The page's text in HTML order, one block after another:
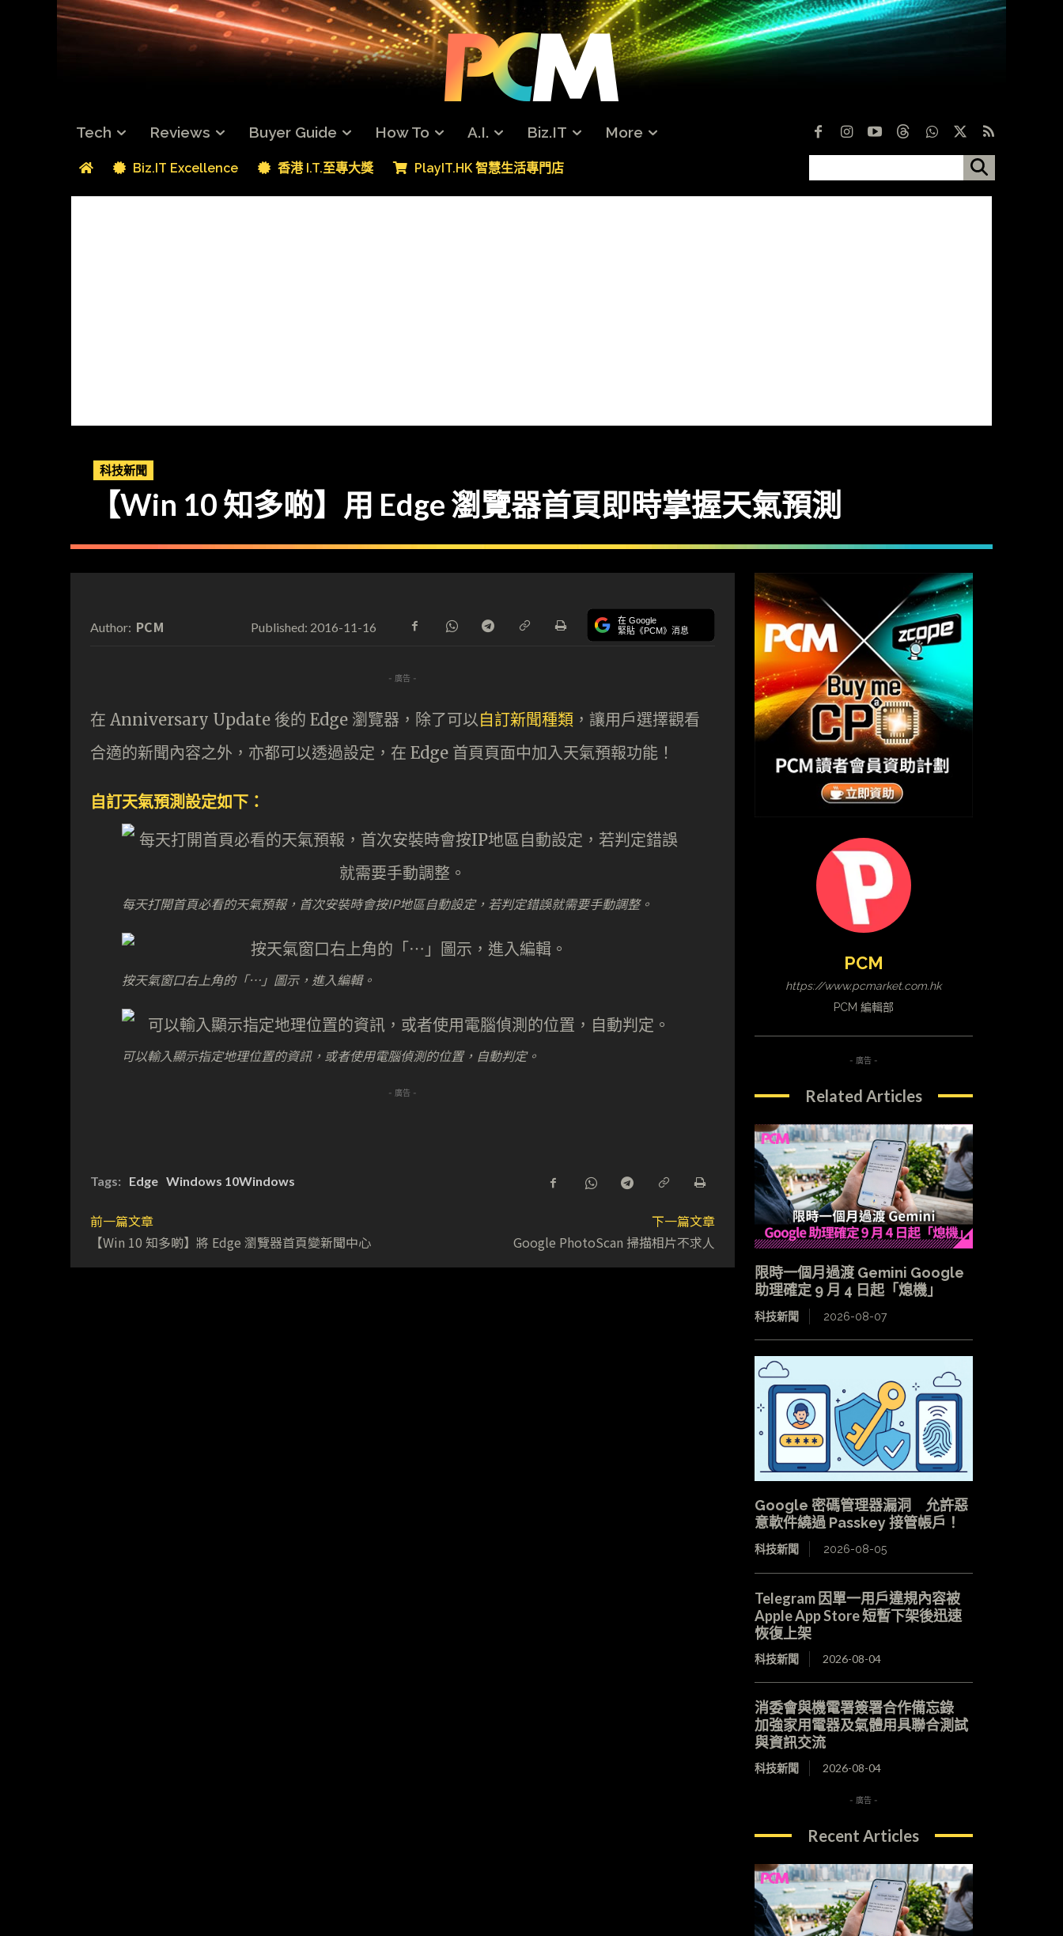
Tech Reviews Buyer Guide How To A.I. Biz.IT More
Biz.IT Excellence 香港 I.T.至專大獎 PlayIT.HK 智慧生活專門店
科技新聞
【Win 10 知多啲】用 Edge 瀏覽器首頁即時掌握天氣預測
Author: PCM Published: 2016-11-16 在 Google
緊貼《PCM》消息
- 廣告 -
在 Anniversary Update 後的 Edge 瀏覽器，除了可以自訂新聞種類 ，讓用戶選擇觀看
合適的新聞內容之外，亦都可以透過設定，在 Edge 首頁頁面中加入天氣預報功能！
自訂天氣預測設定如下：
每天打開首頁必看的天氣預報，首次安裝時會按IP地區自動設定，若判定錯誤就需要手動調整。
按天氣窗口右上角的「⋯」圖示，進入編輯。
可以輸入顯示指定地理位置的資訊，或者使用電腦偵測的位置，自動判定。
- 廣告 -
Tags: Edge Windows 10Windows
前一篇文章
【Win 10 知多啲】將 Edge 瀏覽器首頁變新聞中心
下一篇文章
Google PhotoScan 掃描相片不求人
PCM
https://www.pcmarket.com.hk
PCM 編輯部
- 廣告 -
Related Articles
限時一個月過渡 Gemini Google
助理確定 9 月 4 日起「熄機」
科技新聞 2026-08-07
Google 密碼管理器漏洞 允許惡
意軟件繞過 Passkey 接管帳戶！
科技新聞 2026-08-05
Telegram 因單一用戶違規內容被
Apple App Store 短暫下架後迅速
恢復上架
科技新聞 2026-08-04
消委會與機電署簽署合作備忘錄
加強家用電器及氣體用具聯合測試
與資訊交流
科技新聞 2026-08-04
- 廣告 -
Recent Articles